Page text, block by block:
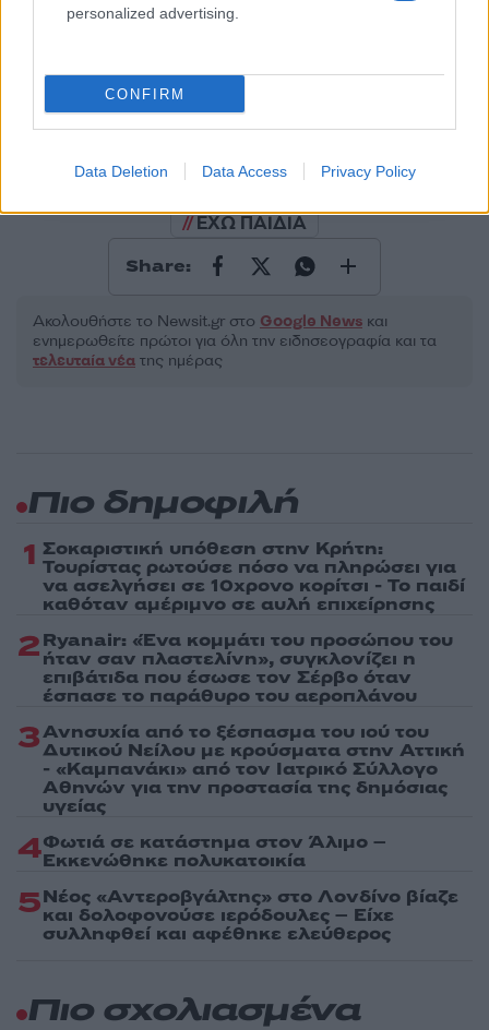
personalized advertising.
CONFIRM
Data Deletion Data Access Privacy Policy
Υποβολή σχολίου
ΕΧΩ ΠΑΙΔΙΑ
Share:
Ακολουθήστε το Νewsit.gr στο Google News και
ενημερωθείτε πρώτοι για όλη την ειδησεογραφία και τα
τελευταία νέα της ημέρας
Πιο δημοφιλή
1 Σοκαριστική υπόθεση στην Κρήτη:
Τουρίστας ρωτούσε πόσο να πληρώσει για
να ασελγήσει σε 10χρονο κορίτσι - Το παιδί
καθόταν αμέριμνο σε αυλή επιχείρησης
2Ryanair: «Ένα κομμάτι του προσώπου του
ήταν σαν πλαστελίνη», συγκλονίζει η
επιβάτιδα που έσωσε τον Σέρβο όταν
έσπασε το παράθυρο του αεροπλάνου
3Ανησυχία από το ξέσπασμα του ιού του
Δυτικού Νείλου με κρούσματα στην Αττική
- «Καμπανάκι» από τον Ιατρικό Σύλλογο
Αθηνών για την προστασία της δημόσιας
υγείας
4Φωτιά σε κατάστημα στον Άλιμο –
Εκκενώθηκε πολυκατοικία
5Νέος «Αντεροβγάλτης» στο Λονδίνο βίαζε
και δολοφονούσε ιερόδουλες – Είχε
συλληφθεί και αφέθηκε ελεύθερος
Πιο σχολιασμένα